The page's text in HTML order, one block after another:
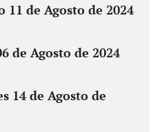
de Agosto de 2024
de Agosto de 2024
14 de Agosto de